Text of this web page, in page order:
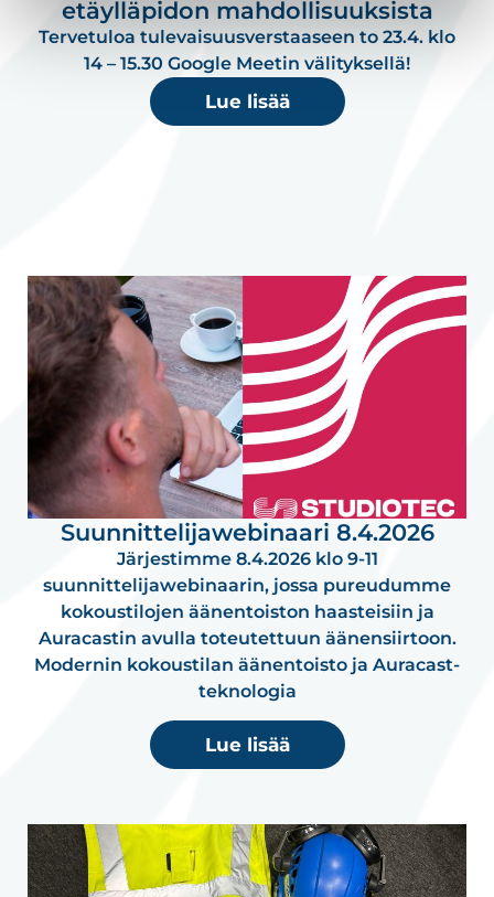
etäylläpidon mahdollisuuksista
Tervetuloa tulevaisuusverstaaseen to 23.4. klo
14 – 15.30 Google Meetin välityksellä!
Lue lisää
Suunnittelijawebinaari 8.4.2026
Järjestimme 8.4.2026 klo 9-11
suunnittelijawebinaarin, jossa pureudumme
kokoustilojen äänentoiston haasteisiin ja
Auracastin avulla toteutettuun äänensiirtoon.
Modernin kokoustilan äänentoisto ja Auracast-
teknologia
Lue lisää